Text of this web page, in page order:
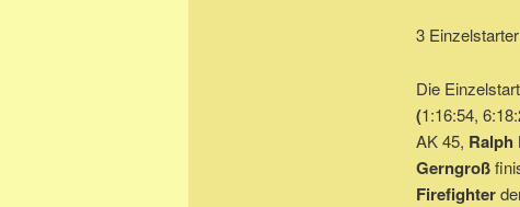
3
Die
(1:16:54,
AK 45, Ralph
Gerngroß
Firefighter